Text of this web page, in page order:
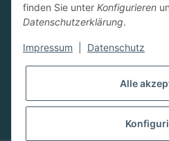
Abonnieren
finden Sie unter Konfigurieren
Datenschutzerklärung.
Impressum Datenschutz
Alle